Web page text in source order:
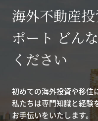
海外不動産
ポート どん
ください
初めての海外投資や移住
私たちは専門知識と経験
お手伝いをいたします。